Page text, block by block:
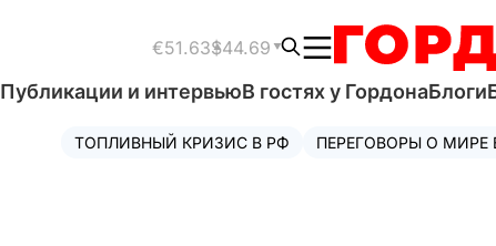
€51.63$44.69
Публикации и интервьюВ гостях у ГордонаБлоги
ТОПЛИВНЫЙ КРИЗИС В РФ ПЕРЕГОВОРЫ О МИРЕ